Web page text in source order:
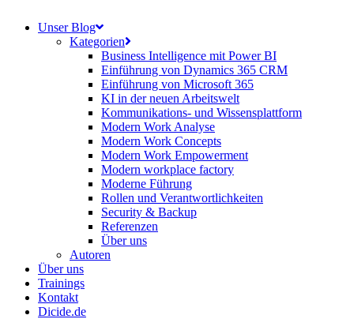
search
Menu
Unser Blog
Kategorien
Business Intelligence mit Power BI
Einführung von Dynamics 365 CRM
Einführung von Microsoft 365
KI in der neuen Arbeitswelt
Kommunikations- und Wissensplattform
Modern Work Analyse
Modern Work Concepts
Modern Work Empowerment
Modern workplace factory
Moderne Führung
Rollen und Verantwortlichkeiten
Security & Backup
Referenzen
Über uns
Autoren
Über uns
Trainings
Kontakt
Dicide.de